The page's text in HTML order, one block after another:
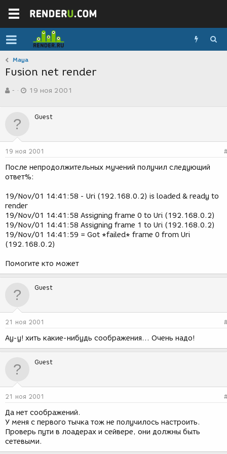
Maya
Fusion net render
в
р
м
-
а
д
н
и
19 ноя 2001
Guest
19 ноя 2001
После непродолжительных мучений получил следующий
ответ%:
19/Nov/01 14:41:58 - Uri (192.168.0.2) is loaded & ready to
render
19/Nov/01 14:41:58 Assigning frame 0 to Uri (192.168.0.2)
19/Nov/01 14:41:58 Assigning frame 1 to Uri (192.168.0.2)
19/Nov/01 14:41:59 = Got *failed* frame 0 from Uri
(192.168.0.2)
Помогите кто может
Guest
21 ноя 2001
Ау-у! хить какие-нибудь соображения... Очень надо!
Guest
21 ноя 2001
Да нет соображений.
У меня с первого тычка тож не получилось настроить.
Проверь пути в лоадерах и сейвере, они должны быть
сетевыми.